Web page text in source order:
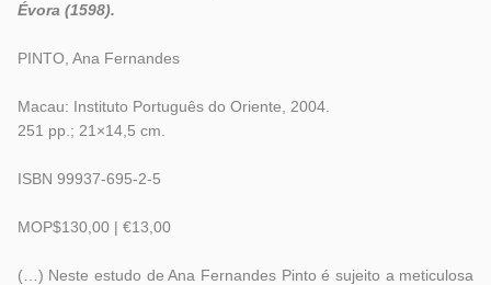
Évora (1598).
PINTO, Ana Fernandes
Macau: Instituto Português do Oriente, 2004.
251 pp.; 21×14,5 cm.
ISBN 99937-695-2-5
MOP$130,00 | €13,00
(…) Neste estudo de Ana Fernandes Pinto é sujeito a meticulosa